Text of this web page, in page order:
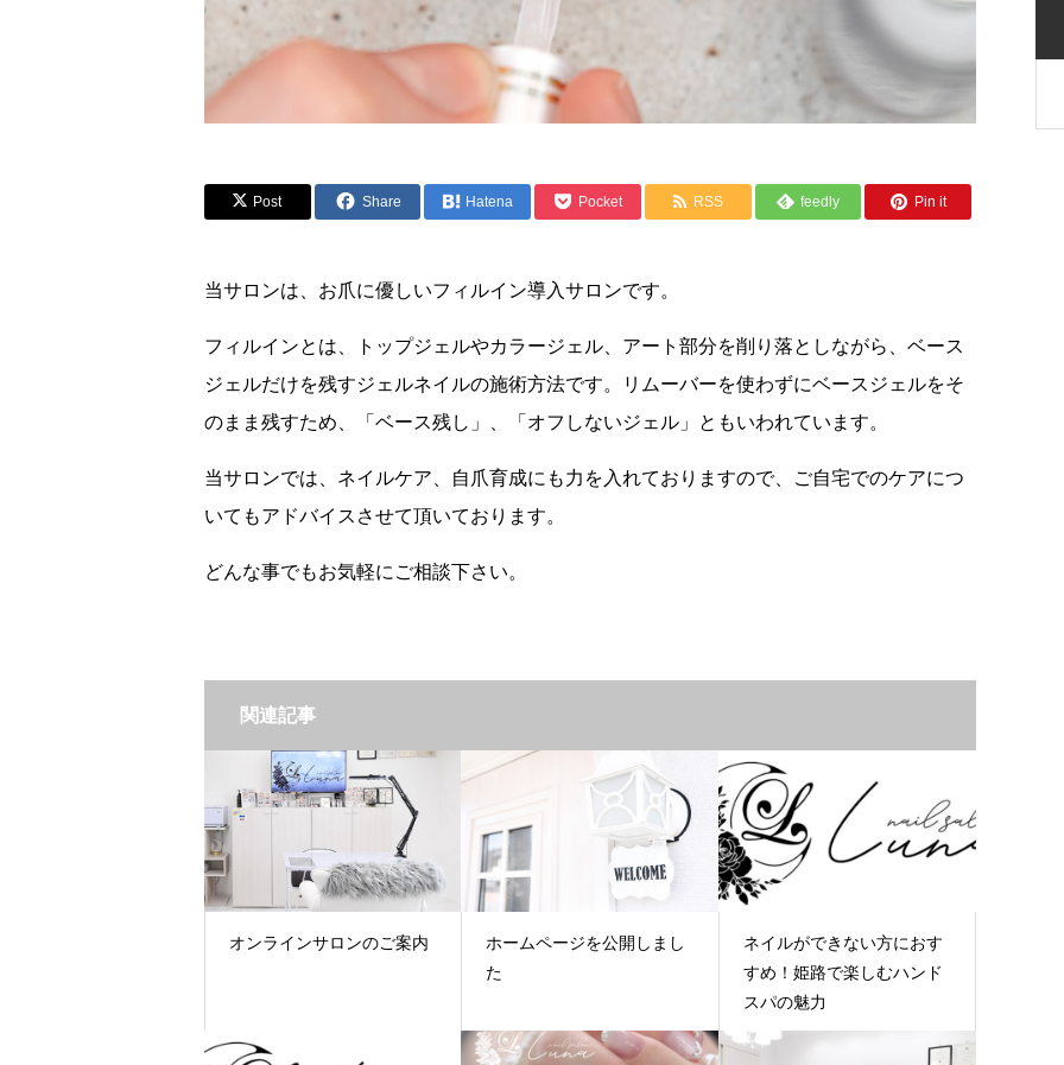
Post Share Hatena Pocket RSS feedly Pin it
当サロンは、お爪に優しいフィルイン導入サロンです。
フィルインとは、トップジェルやカラージェル、アート部分を削り落としながら、ベース
ジェルだけを残すジェルネイルの施術方法です。リムーバーを使わずにベースジェルをそ
のまま残すため、「ベース残し」、「オフしないジェル」ともいわれています。
当サロンでは、ネイルケア、自爪育成にも力を入れておりますので、ご自宅でのケアにつ
いてもアドバイスさせて頂いております。
どんな事でもお気軽にご相談下さい。
関連記事
オンラインサロンのご案内
ホームページを公開しまし
た
ネイルができない方におす
すめ！姫路で楽しむハンド
スパの魅力